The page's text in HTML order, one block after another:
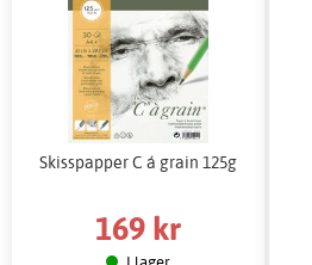
Skisspapper C á grain 125g
169 kr